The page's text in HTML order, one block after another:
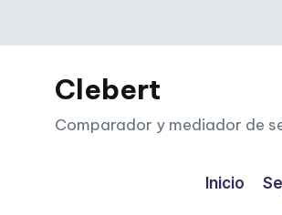
Saltar
contenidoClebert
Comparador y mediador de
Inicio